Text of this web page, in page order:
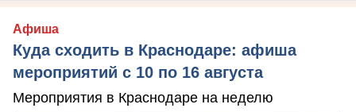
Афиша
Куда сходить в Краснодаре: афиша
мероприятий с 10 по 16 августа
Мероприятия в Краснодаре на неделю